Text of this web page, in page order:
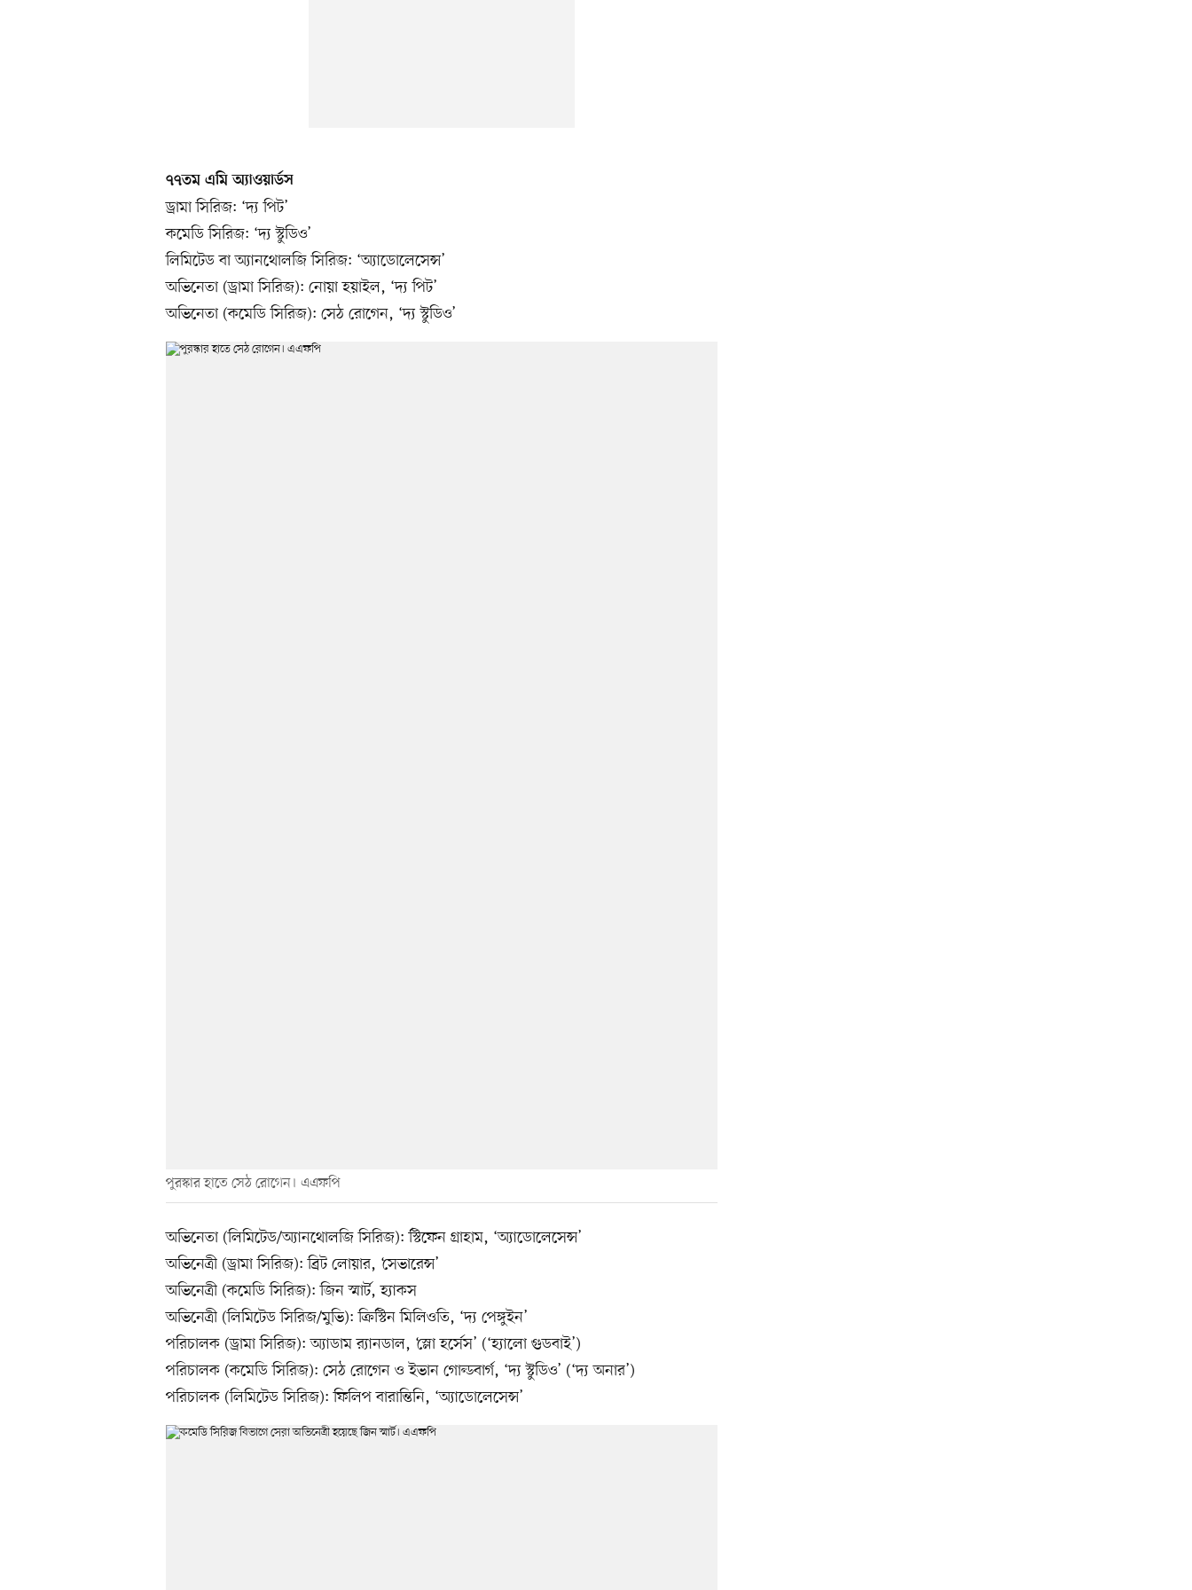
৭৭তম এমি অ্যাওয়ার্ডস
ড্রামা সিরিজ: ‘দ্য পিট’
কমেডি সিরিজ: ‘দ্য স্টুডিও’
লিমিটেড বা অ্যানথোলজি সিরিজ: ‘অ্যাডোলেসেন্স’
অভিনেতা (ড্রামা সিরিজ): নোয়া হয়াইল, ‘দ্য পিট’
অভিনেতা (কমেডি সিরিজ): সেঠ রোগেন, ‘দ্য স্টুডিও’
পুরস্কার হাতে সেঠ রোগেন। এএফপি
অভিনেতা (লিমিটেড/অ্যানথোলজি সিরিজ): স্টিফেন গ্রাহাম, ‘অ্যাডোলেসেন্স’
অভিনেত্রী (ড্রামা সিরিজ): ব্রিট লোয়ার, ‘সেভারেন্স’
অভিনেত্রী (কমেডি সিরিজ): জিন স্মার্ট, হ্যাকস
অভিনেত্রী (লিমিটেড সিরিজ/মুভি): ক্রিস্টিন মিলিওতি, ‘দ্য পেঙ্গুইন’
পরিচালক (ড্রামা সিরিজ): অ্যাডাম র‍্যানডাল, ‘স্লো হর্সেস’ (‘হ্যালো গুডবাই’)
পরিচালক (কমেডি সিরিজ): সেঠ রোগেন ও ইভান গোল্ডবার্গ, ‘দ্য স্টুডিও’ (‘দ্য অনার’)
পরিচালক (লিমিটেড সিরিজ): ফিলিপ বারান্তিনি, ‘অ্যাডোলেসেন্স’